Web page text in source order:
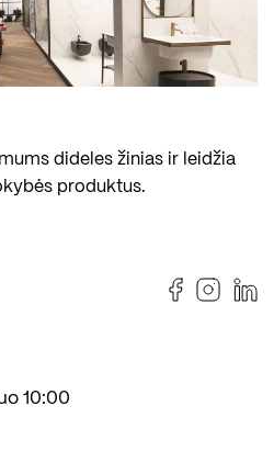
dideles žinias ir leidžia
produktus.
10:00